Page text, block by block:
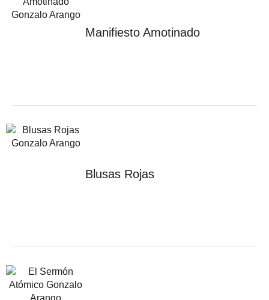
Manifiesto Amotinado
Blusas Rojas